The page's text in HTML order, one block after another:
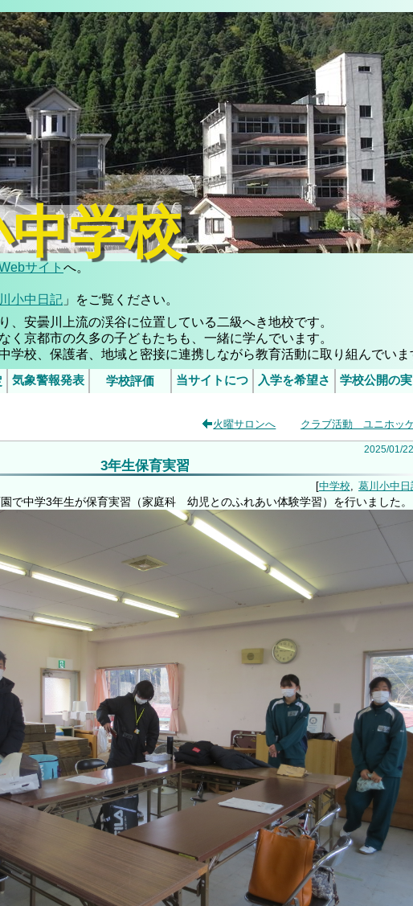
学校
サイト へ。
小中日記 」をご覧ください。
、安曇川上流の渓谷に位置している二級へき地校です。
く京都市の久多の子どもたちも、一緒に学んでいます。
学校、保護者、地域と密接に連携しながら教育活動に取り組んでいま
気象警報発表
学校評価
当サイトにつ
入学を希望さ
学校公開の実
（ご案内）
火曜サロンへ クラブ活動 ユニホッ
2025/01 /22
3年生保育実習
中学校 葛川小中日
で中学3年生が保育実習（家庭科 幼児とのふれあい体験学習）を行いました。